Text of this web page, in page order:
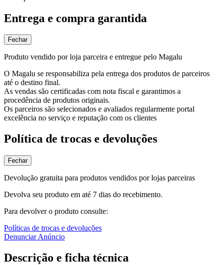
Entrega e compra garantida
Fechar
Produto vendido por loja parceira e entregue pelo Magalu
O Magalu se responsabiliza pela entrega dos produtos de parceiros
até o destino final.
As vendas são certificadas com nota fiscal e garantimos a
procedência de produtos originais.
Os parceiros são selecionados e avaliados regularmente portal
excelência no serviço e reputação com os clientes
Política de trocas e devoluções
Fechar
Devolução gratuita para produtos vendidos por lojas parceiras
Devolva seu produto em até 7 dias do recebimento.
Para devolver o produto consulte:
Políticas de trocas e devoluções
Denunciar Anúncio
Descrição e ficha técnica